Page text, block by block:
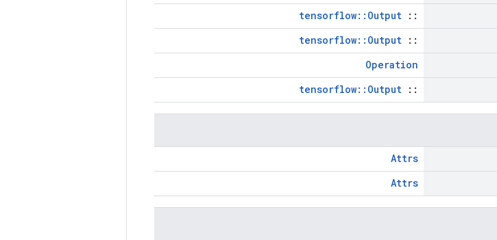
::
tensorflow::Output
::
tensorflow::Output
Operation
::
tensorflow::Output
Attrs
Attrs